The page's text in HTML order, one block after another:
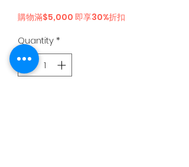
購物滿$5,000 即享30%折扣
Quantity*